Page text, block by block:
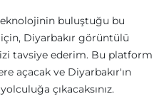
buluştuğu bu
Diyarbakır görüntülü
tavsiye ederim. Bu platform
açacak ve Diyarbakır'ın
çıkacaksınız.